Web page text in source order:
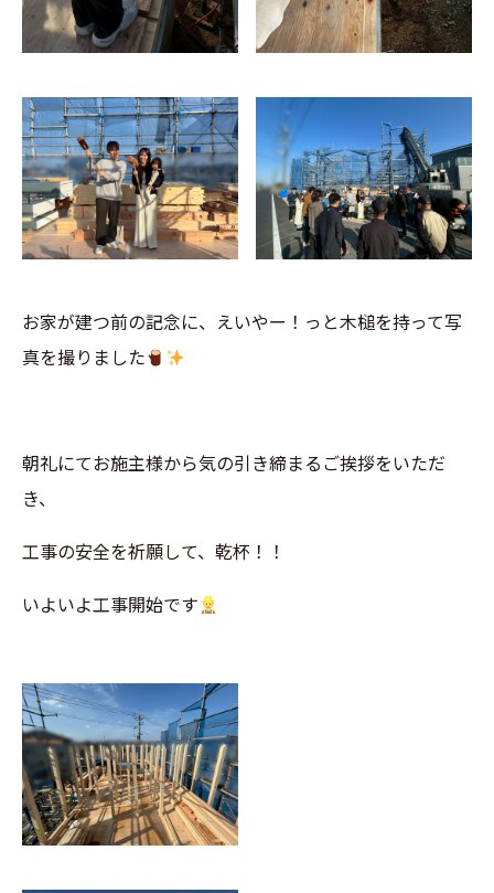
お家が建つ前の記念に、えいやー！っと木槌を持って写
真を撮りました
朝礼にてお施主様から気の引き締まるご挨拶をいただ
き、
工事の安全を祈願して、乾杯！！
いよいよ工事開始です